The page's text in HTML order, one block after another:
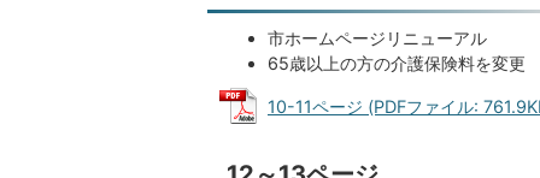
市ホームページリニューアル
65歳以上の方の介護保険料を変更
10-11ページ (PDFファイル: